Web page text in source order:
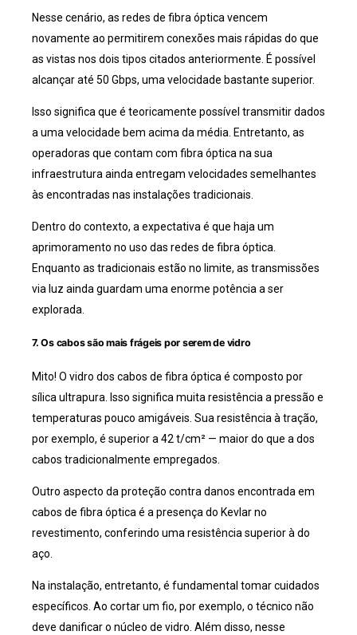
Nesse cenário, as redes de fibra óptica vencem
novamente ao permitirem conexões mais rápidas do que
as vistas nos dois tipos citados anteriormente. É possível
alcançar até 50 Gbps, uma velocidade bastante superior.
Isso significa que é teoricamente possível transmitir dados
a uma velocidade bem acima da média. Entretanto, as
operadoras que contam com fibra óptica na sua
infraestrutura ainda entregam velocidades semelhantes
às encontradas nas instalações tradicionais.
Dentro do contexto, a expectativa é que haja um
aprimoramento no uso das redes de fibra óptica.
Enquanto as tradicionais estão no limite, as transmissões
via luz ainda guardam uma enorme potência a ser
explorada.
7. Os cabos são mais frágeis por serem de vidro
Mito! O vidro dos cabos de fibra óptica é composto por
sílica ultrapura. Isso significa muita resistência a pressão e
temperaturas pouco amigáveis. Sua resistência à tração,
por exemplo, é superior a 42 t/cm² — maior do que a dos
cabos tradicionalmente empregados.
Outro aspecto da proteção contra danos encontrada em
cabos de fibra óptica é a presença do Kevlar no
revestimento, conferindo uma resistência superior à do
aço.
Na instalação, entretanto, é fundamental tomar cuidados
específicos. Ao cortar um fio, por exemplo, o técnico não
deve danificar o núcleo de vidro. Além disso, nesse